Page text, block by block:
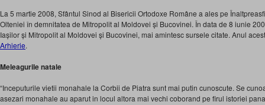
La 5 martie 2008, Sfântul Sinod al Bisericii Ortodoxe Române a ales pe
Olteniei în demnitatea de Mitropolit al Moldovei și Bucovinei. În data de 8 iunie
Iașilor și Mitropolit al Moldovei și Bucovinei, mai amintesc sursele citate. Anul
Arhierie.
Meleagurile natale
“Inceputurile vietii monahale la Corbii de Piatra sunt mai putin cunoscute. Se
asezari monahale au aparut in locul altora mai vechi coborand pe firul istoriei